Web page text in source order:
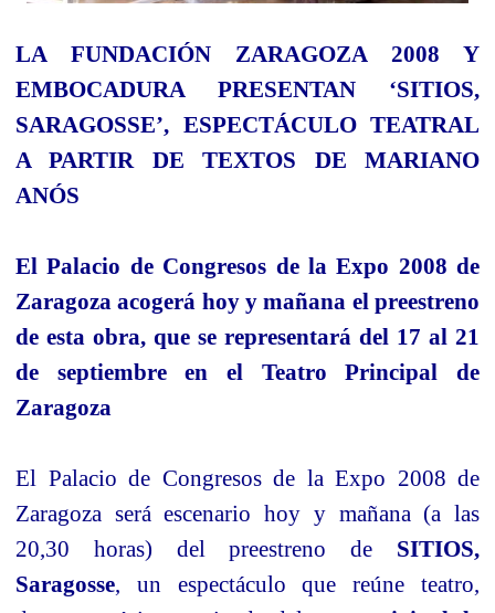
LA FUNDACIÓN ZARAGOZA 2008 Y
EMBOCADURA PRESENTAN ‘SITIOS,
SARAGOSSE’, ESPECTÁCULO TEATRAL
A PARTIR DE TEXTOS DE MARIANO
ANÓS
El Palacio de Congresos de la Expo 2008 de
Zaragoza acogerá hoy y mañana el preestreno
de esta obra, que se representará del 17 al 21
de septiembre en el Teatro Principal de
Zaragoza
El Palacio de Congresos de la Expo 2008 de
Zaragoza será escenario hoy y mañana (a las
20,30 horas) del preestreno de SITIOS,
Saragosse, un espectáculo que reúne teatro,